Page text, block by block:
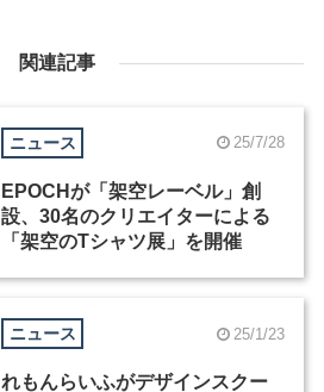
関連記事
ニュース 25/7/28
EPOCHが「架空レーベル」創
設、30名のクリエイターによる
「架空のTシャツ展」を開催
ニュース 25/1/23
れもんらいふがデザインスクー